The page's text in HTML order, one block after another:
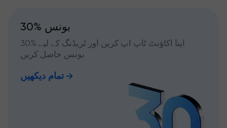
30% بونس
اپنا اکاؤنٹ ٹاپ اپ کریں اور ٹریڈنگ کے لیے %30
بونس حاصل کریں
تمام دیکھیں